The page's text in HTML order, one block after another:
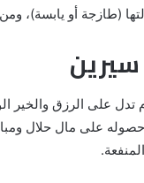
(طازجة أو يابسة)، ومن
سيرين
على الرزق والخير
على مال حلال
رؤية